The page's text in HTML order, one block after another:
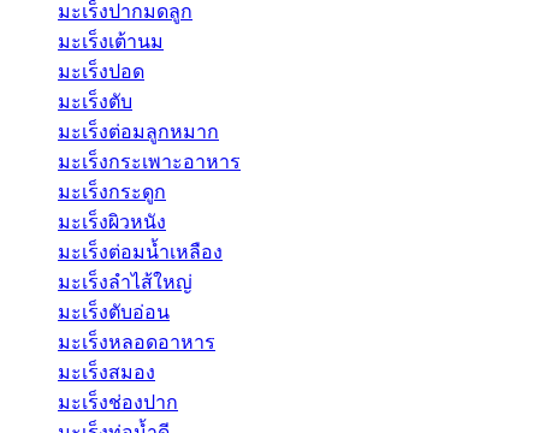
มะเร็งปากมดลูก
มะเร็งเต้านม
มะเร็งปอด
มะเร็งตับ
มะเร็งต่อมลูกหมาก
มะเร็งกระเพาะอาหาร
มะเร็งกระดูก
มะเร็งผิวหนัง
มะเร็งต่อมน้ำเหลือง
มะเร็งลำไส้ใหญ่
มะเร็งตับอ่อน
มะเร็งหลอดอาหาร
มะเร็งสมอง
มะเร็งช่องปาก